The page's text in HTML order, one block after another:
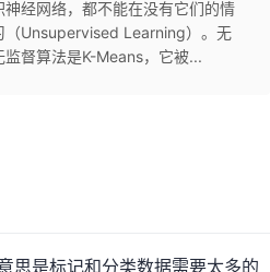
经网络，都不能在没有它们的情
Unsupervised Learning）。无
督算法是K-Means，它被...
是标记和分类数据需要太多的